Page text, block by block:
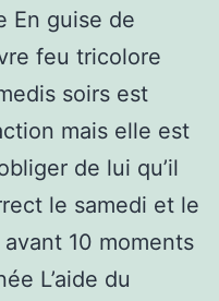
En guise de
feu tricolore
soirs est
mais elle est
de lui qu’il
le samedi et le
10 moments
L’aide du